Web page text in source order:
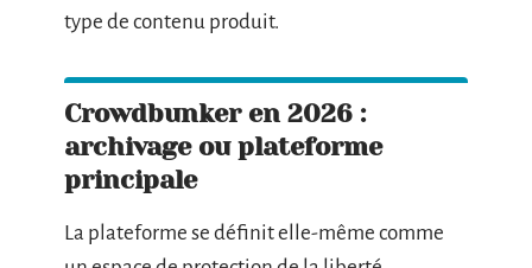
type de contenu produit.
Crowdbunker en 2026 :
archivage ou plateforme
principale
La plateforme se définit elle-même comme